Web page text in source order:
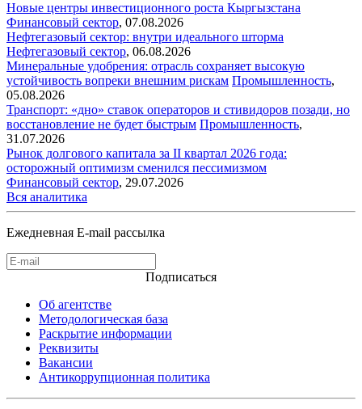
Новые центры инвестиционного роста Кыргызстана
Финансовый сектор, 07.08.2026
Нефтегазовый сектор: внутри идеального шторма
Нефтегазовый сектор, 06.08.2026
Минеральные удобрения: отрасль сохраняет высокую
устойчивость вопреки внешним рискам Промышленность,
05.08.2026
Транспорт: «дно» ставок операторов и стивидоров позади, но
восстановление не будет быстрым Промышленность,
31.07.2026
Рынок долгового капитала за II квартал 2026 года:
осторожный оптимизм сменился пессимизмом
Финансовый сектор, 29.07.2026
Вся аналитика
Ежедневная E-mail рассылка
Подписаться
Об агентстве
Методологическая база
Раскрытие информации
Реквизиты
Вакансии
Антикоррупционная политика